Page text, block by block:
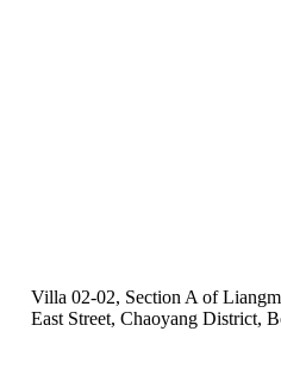
Villa 02-02, Section A of
East Street, Chaoyang District,